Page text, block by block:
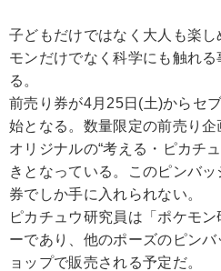
子どもだけではなく大人も楽
モンだけでなく科学にも触れ
る。
前売り券が4月25日(土)からセ
始となる。数量限定の前売り
オリジナルの“考える・ピカチ
きとなっている。このピンバ
券でしか手に入れられない。
ピカチュウ研究員は「ポケモ
ーであり、他のポーズのピン
ョップで販売される予定だ。